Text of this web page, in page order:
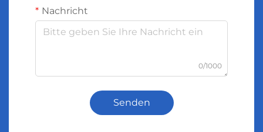
Nachricht
0/1000
Senden